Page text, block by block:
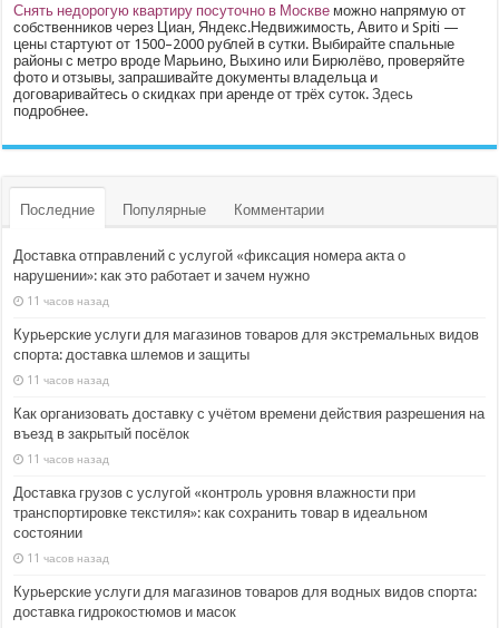
Снять недорогую квартиру посуточно в Москве можно напрямую от
собственников через Циан, Яндекс.Недвижимость, Авито и Spiti —
цены стартуют от 1500–2000 рублей в сутки. Выбирайте спальные
районы с метро вроде Марьино, Выхино или Бирюлёво, проверяйте
фото и отзывы, запрашивайте документы владельца и
договаривайтесь о скидках при аренде от трёх суток.Здесь
подробнее.
Последние Популярные Комментарии
Доставка отправлений с услугой «фиксация номера акта о
нарушении»: как это работает и зачем нужно
11 часов назад
Курьерские услуги для магазинов товаров для экстремальных видов
спорта: доставка шлемов и защиты
11 часов назад
Как организовать доставку с учётом времени действия разрешения на
въезд в закрытый посёлок
11 часов назад
Доставка грузов с услугой «контроль уровня влажности при
транспортировке текстиля»: как сохранить товар в идеальном
состоянии
11 часов назад
Курьерские услуги для магазинов товаров для водных видов спорта:
доставка гидрокостюмов и масок